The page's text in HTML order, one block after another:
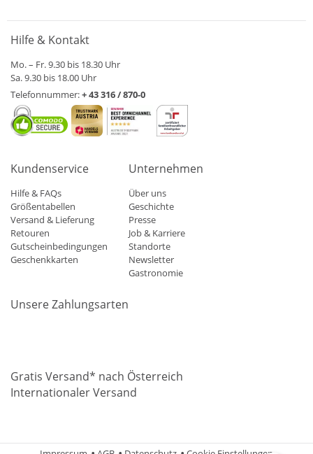
Hilfe & Kontakt
Mo. – Fr. 9.30 bis 18.30 Uhr
Sa. 9.30 bis 18.00 Uhr
Telefonnummer:+ 43 316 / 870-0
Kundenservice
Hilfe & FAQs
Größentabellen
Versand & Lieferung
Retouren
Gutscheinbedingungen
Geschenkkarten
Unternehmen
Über uns
Geschichte
Presse
Job & Karriere
Standorte
Newsletter
Gastronomie
Unsere Zahlungsarten
Gratis Versand* nach Österreich
Internationaler Versand